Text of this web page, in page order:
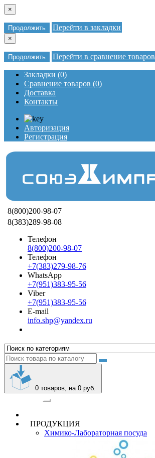
×
Продолжить Перейти в закладки
×
Продолжить Перейти в сравнение товаров
Закладки (0)
Сравнение товаров (0)
Доставка
Контакты
Авторизация
Регистрация
8(800)200-98-07
8(383)289-98-08
Телефон
8(800)200-98-07
Телефон
+7(383)279-98-76
WhatsApp
+7(951)383-95-56
Viber
+7(951)383-95-56
E-mail
info.shp@yandex.ru
0 товаров, на 0 руб.
ПРОДУКЦИЯ
Химико-Лабораторная посуда